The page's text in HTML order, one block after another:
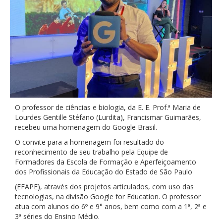
O professor de ciências e biologia, da E. E. Prof.ª Maria de
Lourdes Gentille Stéfano (Lurdita), Francismar Guimarães,
recebeu uma homenagem do Google Brasil.
O convite para a homenagem foi resultado do
reconhecimento de seu trabalho pela Equipe de
Formadores da Escola de Formação e Aperfeiçoamento
dos Profissionais da Educação do Estado de São Paulo
(EFAPE), através dos projetos articulados, com uso das
tecnologias, na divisão Google for Education. O professor
atua com alunos do 6º e 9° anos, bem como com a 1ª, 2ª e
3ª séries do Ensino Médio.